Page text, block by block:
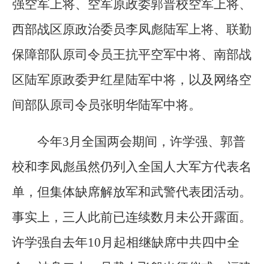
强空军上将、空军原政委郭普校空军上将、
西部战区原政治委员李凤彪陆军上将、联勤
保障部队原司令员王抗平空军中将、南部战
区陆军原政委尹红星陆军中将，以及网络空
间部队原司令员张明华陆军中将。
今年3月全国两会期间，许学强、郭普
校和李凤彪虽然仍列入全国人大军方代表名
单，但集体缺席解放军和武警代表团活动。
事实上，三人此前已连续数月未公开露面。
许学强自去年10月起相继缺席中共四中全